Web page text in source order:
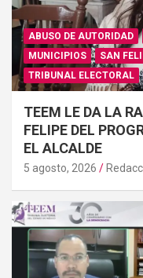
ABUSO DE AUTORIDAD
MUNICIPIOS
SAN
TRIBUNAL ELECTORAL
TEEM LE DA LA
FELIPE DEL
EL ALCALDE
5 agosto, 2026